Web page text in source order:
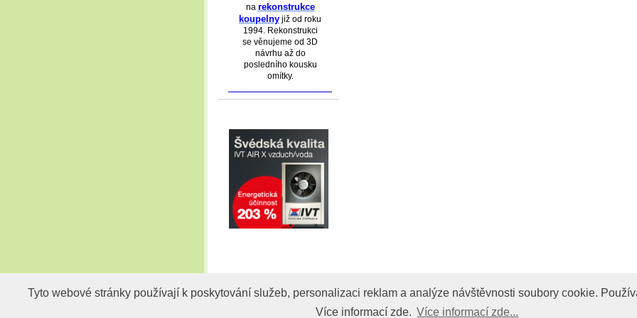
Tyto webové stránky používají k poskytování služeb, personalizaci reklam a analýze návštevnosti soubory cookie.
Více informací zde...
Tyto webové stránky používají k poskytování služeb, personalizaci reklam a analýze návštěvnosti soubory cookie.
Více informací zde. Více informací zde...
na rekonstrukce
koupelny již od roku
1994. Rekonstrukci
se věnujeme od 3D
návrhu až do
posledního kousku
omítky.
© 2009-2026 PARADISE STUDIO. Všechna práva vyhrazena.